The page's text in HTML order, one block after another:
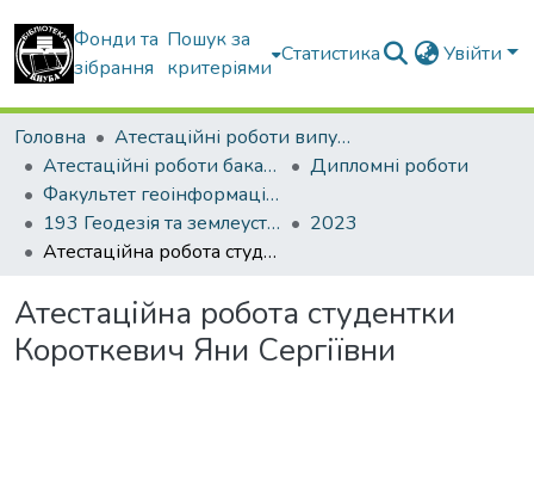
Фонди та
зібрання
Пошук за
критеріями
Статистика Увійти
Головна
Атестаційні роботи випускників
Атестаційні роботи бакалаврів
Дипломні роботи
Факультет геоінформаційних систем та управління територіями
193 Геодезія та землеустрій. Землеустрій і кадастр
2023
Атестаційна робота студентки Короткевич Яни Сергіївни
Атестаційна робота студентки
Короткевич Яни Сергіївни